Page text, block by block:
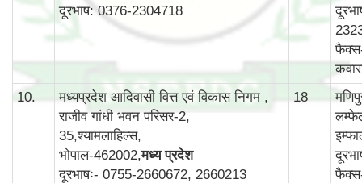
दूरभाष: 0376-2304718
10.
मध्यप्रदेश आदिवासी वित्त एवं विकास निगम ,
राजीव गांधी भवन परिसर-2,
35,श्यामलाहिल्स,
भोपाल-462002,मध्य प्रदेश
दूरभाषः- 0755-2660672, 2660213
18